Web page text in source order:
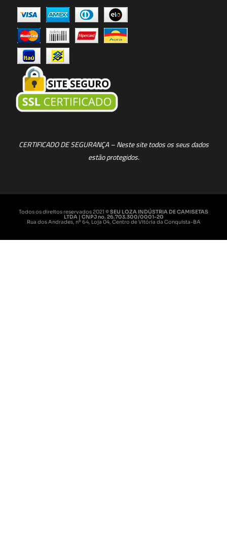
CERTIFICADO DE SEGURANÇA – Neste site todos os seus dados
estão protegidos.
Todos os direitos reservados 2021 © SEU LOZA INDÚSTRIA DE CAMISETAS
LTDA | CNPJ no. 26.703.300/0001-20
Rua dos Andrades, nº 64, Loja 04, Centro de Vitória da Conquista-BA